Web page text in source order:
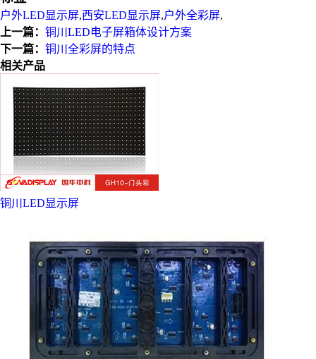
户外LED显示屏,西安LED显示屏,户外全彩屏,
上一篇： 铜川LED电子屏箱体设计方案
下一篇： 铜川全彩屏的特点
相关产品
铜川LED显示屏